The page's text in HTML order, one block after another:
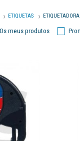
ETIQUETAS ETIQUETADORA
Os meus produtos